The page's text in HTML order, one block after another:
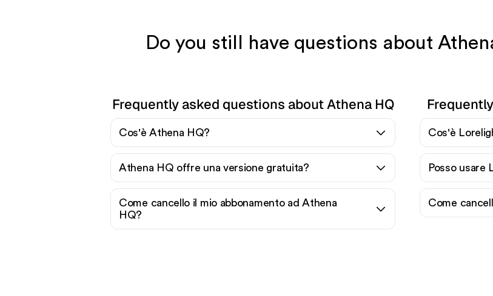
Do you still have questions about
Frequently asked questions about Athena HQ
Cos'è Athena HQ?
Athena HQ offre una versione gratuita?
Come cancello il mio abbonamento ad Athena
HQ?
Cos'è
Posso usare
Come